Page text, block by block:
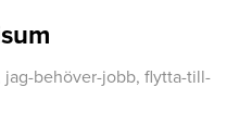
behöver-jobb, flytta-till-